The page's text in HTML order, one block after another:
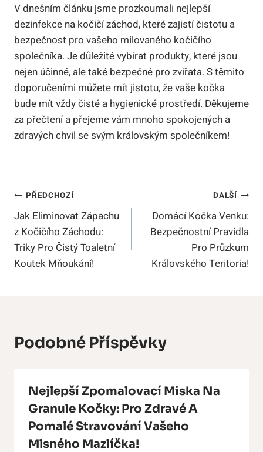
V dnešním článku jsme prozkoumali nejlepší
dezinfekce na kočičí záchod, které zajistí čistotu a
bezpečnost pro vašeho milovaného kočičího
společníka. Je důležité vybírat produkty, které jsou
nejen účinné, ale také bezpečné pro zvířata. S těmito
doporučeními můžete mít jistotu, že vaše kočka
bude mít vždy čisté a hygienické prostředí. Děkujeme
za přečtení a přejeme vám mnoho spokojených a
zdravých chvil se svým královským společníkem!
Navigace
Pro
Příspěvek
PŘEDCHOZÍ
Jak Eliminovat Zápachu
z Kočičího Záchodu:
Triky Pro Čistý Toaletní
Koutek Mňoukání!
DALŠÍ
Domácí Kočka Venku:
Bezpečnostní Pravidla
Pro Průzkum
Královského Teritoria!
Podobné Příspěvky
Nejlepší Zpomalovací Miska Na
Granule Kočky: Pro Zdravé A
Pomalé Stravování Vašeho
Mlsného Mazlíčka!